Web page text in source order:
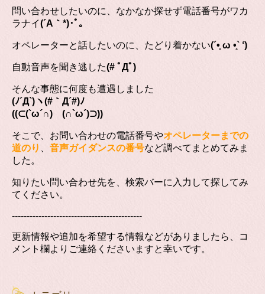
問い合わせしたいのに、なかなか探せず電話番号がワカ
ラナイ(´A｀*)･ﾟ｡
オペレーターと話したいのに、たどり着かない(´•̥ ω •̥` ‘)
自動音声を聞き逃した(# ﾟДﾟ)
そんな事態に何度も遭遇しました
(ﾉ´Д`)ヽ(#｀Д´#)ﾉ
((⊂(`ω´∩) (∩`ω´)⊃))
そこで、お問い合わせの電話番号やオペレーターまでの
道のり
音声ガイダンスの番号など調べてまとめてみま
した。
知りたい問い合わせ先を、検索バーに入力して探してみ
てください。
--------------------------------------------
更新情報や追加を希望する情報などがありましたら、コ
メント欄よりご連絡くださいますと幸いです。